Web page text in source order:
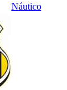
Náutico